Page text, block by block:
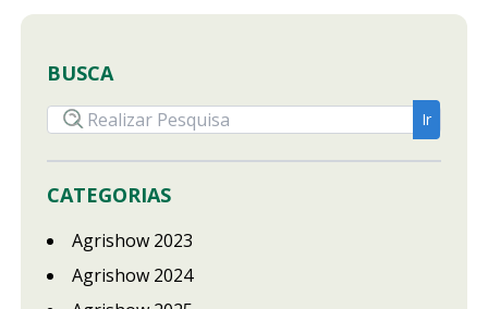
BUSCA
CATEGORIAS
Agrishow 2023
Agrishow 2024